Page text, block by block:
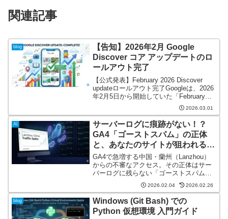
関連記事
blog
【告知】2026年2月 Google
Discover コア アップデートのロ
ールアウト完了
【公式発表】February 2026 Discover
updateロールアウト完了Googleは、2026
年2月5日から開始していた「February
2026 Discover update」が、2月27日に無
2026.03.01
AI
サーバーログに痕跡がない！？
GA4「ゴーストスパム」の正体
と、あなたのサイトが狙われる理
由
GA4で急増する中国・蘭州（Lanzhou）
からの不審なアクセス。その正体はサー
バーログに残らない「ゴーストスパム」
です。ノイズを排除して正確なデータ分
析を取り戻しましょう。
2026.02.04 2026.02.26
blog
Windows (Git Bash) での
Python 仮想環境 入門ガイド